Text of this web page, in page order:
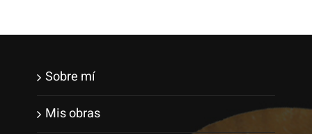
Sobre mí
Mis obras